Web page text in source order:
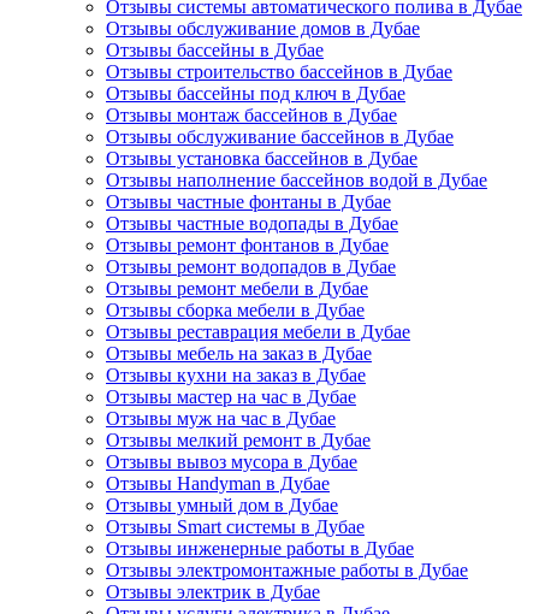
Отзывы системы автоматического полива в Дубае
Отзывы обслуживание домов в Дубае
Отзывы бассейны в Дубае
Отзывы строительство бассейнов в Дубае
Отзывы бассейны под ключ в Дубае
Отзывы монтаж бассейнов в Дубае
Отзывы обслуживание бассейнов в Дубае
Отзывы установка бассейнов в Дубае
Отзывы наполнение бассейнов водой в Дубае
Отзывы частные фонтаны в Дубае
Отзывы частные водопады в Дубае
Отзывы ремонт фонтанов в Дубае
Отзывы ремонт водопадов в Дубае
Отзывы ремонт мебели в Дубае
Отзывы сборка мебели в Дубае
Отзывы реставрация мебели в Дубае
Отзывы мебель на заказ в Дубае
Отзывы кухни на заказ в Дубае
Отзывы мастер на час в Дубае
Отзывы муж на час в Дубае
Отзывы мелкий ремонт в Дубае
Отзывы вывоз мусора в Дубае
Отзывы Handyman в Дубае
Отзывы умный дом в Дубае
Отзывы Smart системы в Дубае
Отзывы инженерные работы в Дубае
Отзывы электромонтажные работы в Дубае
Отзывы электрик в Дубае